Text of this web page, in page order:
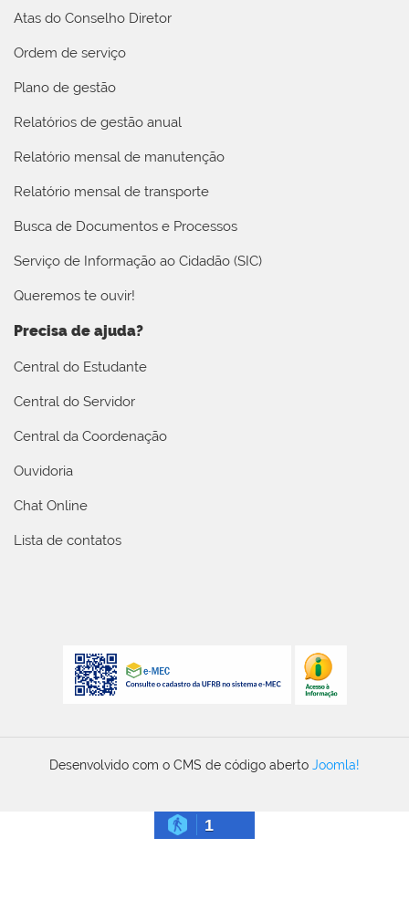
Atas do Conselho Diretor
Ordem de serviço
Plano de gestão
Relatórios de gestão anual
Relatório mensal de manutenção
Relatório mensal de transporte
Busca de Documentos e Processos
Serviço de Informação ao Cidadão (SIC)
Queremos te ouvir!
Precisa de ajuda?
Central do Estudante
Central do Servidor
Central da Coordenação
Ouvidoria
Chat Online
Lista de contatos
Desenvolvido com o CMS de código aberto Joomla!
1